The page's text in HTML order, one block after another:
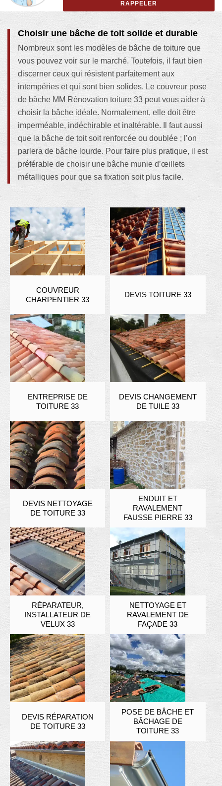
Choisir une bâche de toit solide et durable
Nombreux sont les modèles de bâche de toiture que
vous pouvez voir sur le marché. Toutefois, il faut bien
discerner ceux qui résistent parfaitement aux
intempéries et qui sont bien solides. Le couvreur pose
de bâche MM Rénovation toiture 33 peut vous aider à
choisir la bâche idéale. Normalement, elle doit être
imperméable, indéchirable et inaltérable. Il faut aussi
que la bâche de toit soit renforcée ou doublée ; l’on
parlera de bâche lourde. Pour faire plus pratique, il est
préférable de choisir une bâche munie d’œillets
métalliques pour que sa fixation soit plus facile.
COUVREUR
CHARPENTIER 33
DEVIS TOITURE 33
ENTREPRISE DE
TOITURE 33
DEVIS CHANGEMENT
DE TUILE 33
DEVIS NETTOYAGE
DE TOITURE 33
ENDUIT ET
RAVALEMENT
FAUSSE PIERRE 33
RÉPARATEUR,
INSTALLATEUR DE
VELUX 33
NETTOYAGE ET
RAVALEMENT DE
FAÇADE 33
DEVIS RÉPARATION
DE TOITURE 33
POSE DE BÂCHE ET
BÂCHAGE DE
TOITURE 33